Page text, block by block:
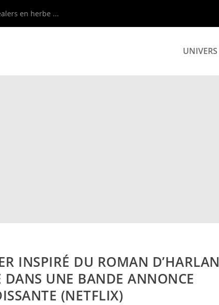
en herbe ...
UNIVERS
INSPIRÉ DU ROMAN D’HARLAN
DANS UNE BANDE ANNONCE
(NETFLIX)